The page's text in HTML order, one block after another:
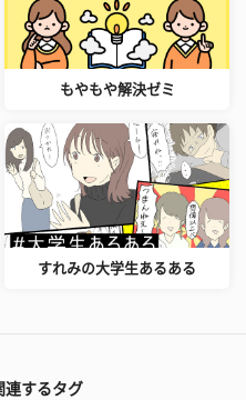
もやもや解決ゼミ
すれみの大学生あるある
連するタグ